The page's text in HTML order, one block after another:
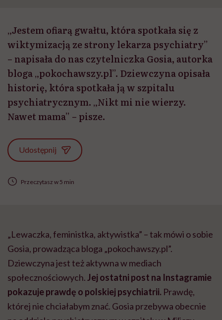
„Jestem ofiarą gwałtu, która spotkała się z
wiktymizacją ze strony lekarza psychiatry”
– napisała do nas czytelniczka Gosia, autorka
bloga „pokochawszy.pl”. Dziewczyna opisała
historię, która spotkała ją w szpitalu
psychiatrycznym. „Nikt mi nie wierzy.
Nawet mama” – pisze.
Udostępnij
Przeczytasz w 5 min
„Lewaczka, feministka, aktywistka” – tak mówi o sobie
Gosia, prowadząca bloga „pokochawszy.pl”.
Dziewczyna jest też aktywna w mediach
społecznościowych.Jej ostatni post na Instagramie
pokazuje prawdę o polskiej psychiatrii. Prawdę,
której nie chciałabym znać. Gosia przebywa obecnie